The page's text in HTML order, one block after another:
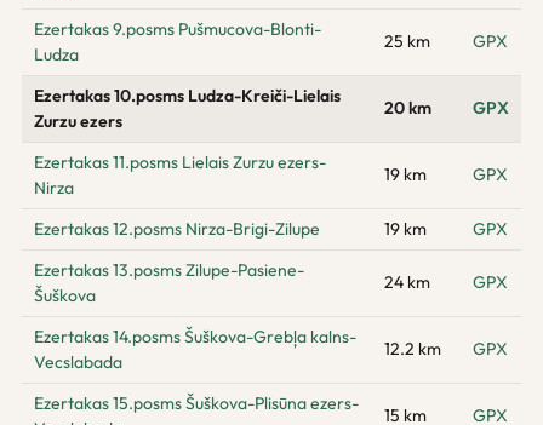
Ezertakas 9.posms Pušmucova-Blonti-
Ludza
25 km GPX
Ezertakas 10.posms Ludza-Kreiči-Lielais
Zurzu ezers
20 km GPX
Ezertakas 11.posms Lielais Zurzu ezers-
Nirza
19 km GPX
Ezertakas 12.posms Nirza-Brigi-Zilupe 19 km
GPX
Ezertakas 13.posms Zilupe-Pasiene-
Šuškova
24 km GPX
Ezertakas 14.posms Šuškova-Grebļa kalns-
Vecslabada
12.2 km GPX
Ezertakas 15.posms Šuškova-Plisūna ezers-
15 km GPX